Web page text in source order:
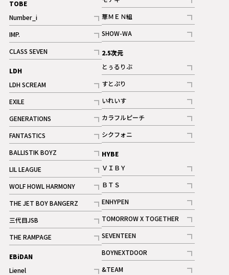
TOBE
Number_i
記事
IMP.
記事
CLASS SEVEN
記事
LDH
LDH SCREAM
記事
EXILE
記事
GENERATIONS
記事
FANTASTICS
記事
BALLISTIK BOYZ
記事
LIL LEAGUE
記事
WOLF HOWL HARMONY
記事
THE JET BOY BANGERZ
記事
三代目JSB
記事
THE RAMPAGE
記事
ギャラリー
EBiDAN
Lienel
記事
華ＭＥＮ組
記事
SHOW-WA
記事
2.5次元
とぅるりぶ
記事
すとぷり
記事
ギャラリー
いれいす
記事
ギャラリー
カラフルピーチ
記事
シクフォニ
記事
HYBE
ＶＩＢＹ
記事
ＢＴＳ
記事
ENHYPEN
記事
TOMORROW X TOGETHER
記事
ギャラリー
SEVENTEEN
記事
BOYNEXTDOOR
記事
&TEAM